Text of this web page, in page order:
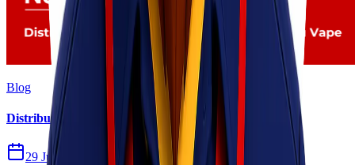
Blog
Distribusi Pengiriman Rokok Elektronik atau Vape
29 Jul 2026